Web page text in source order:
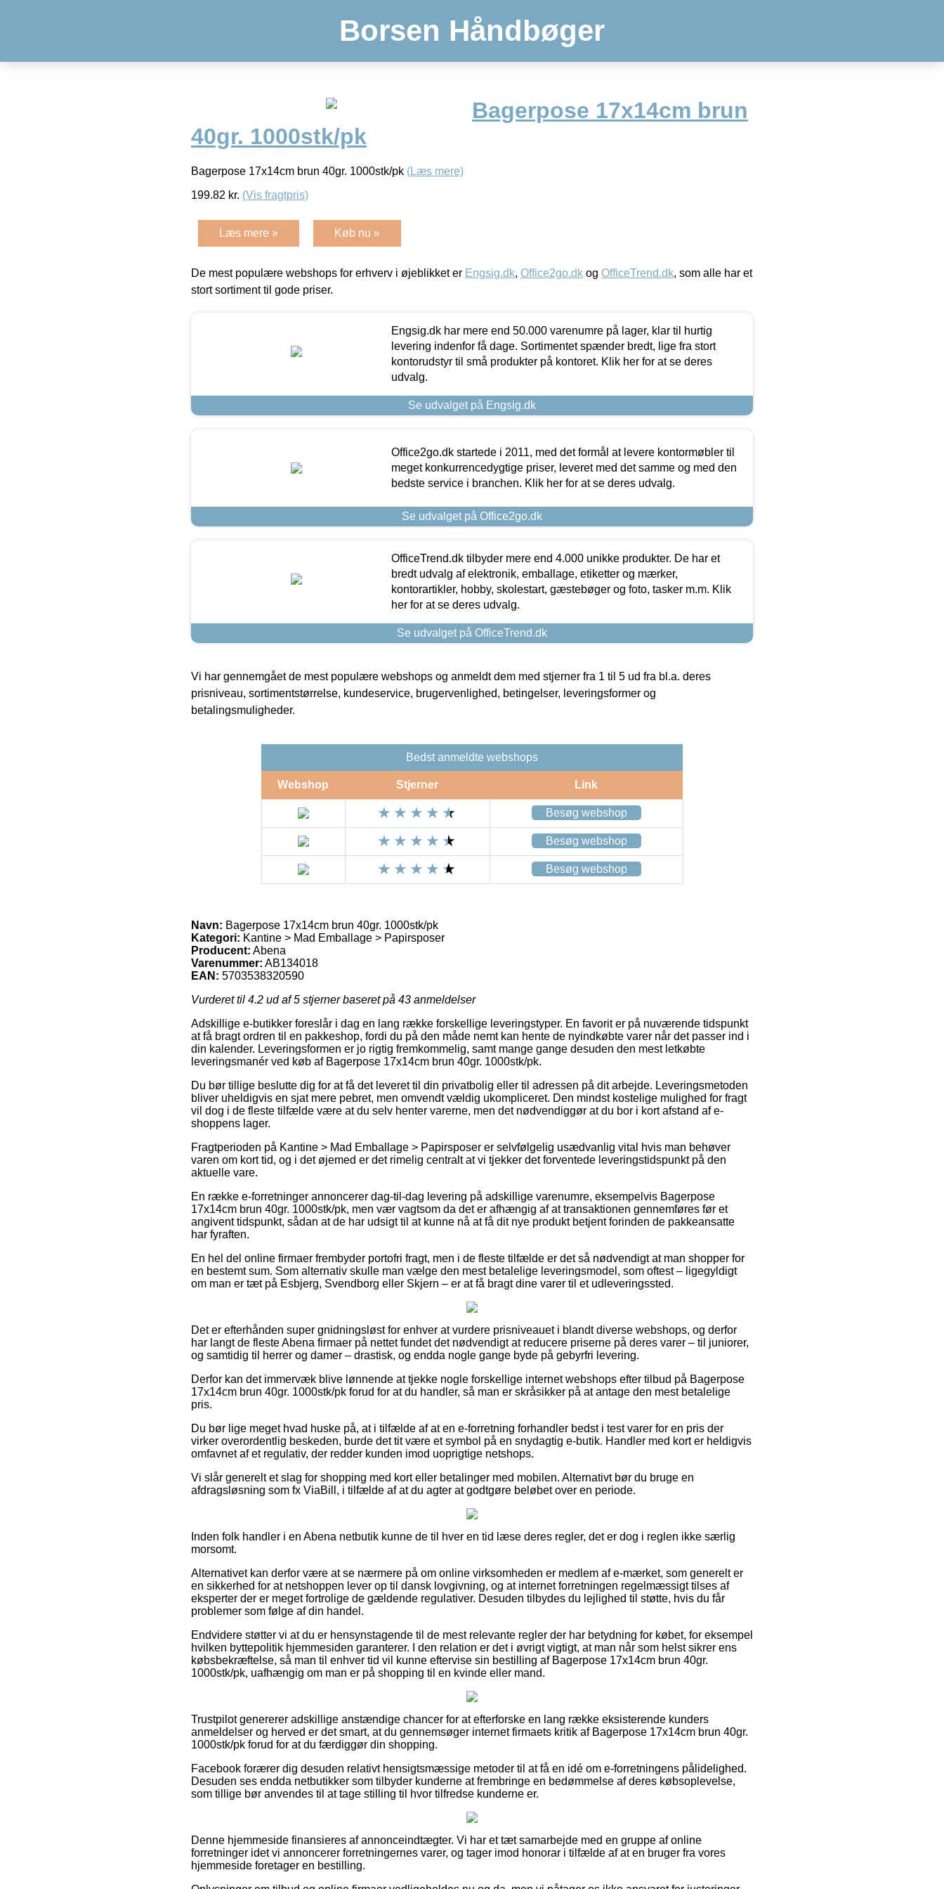
Borsen Håndbøger
Bagerpose 17x14cm brun
40gr. 1000stk/pk
Bagerpose 17x14cm brun 40gr. 1000stk/pk (Læs mere)
199.82 kr. (Vis fragtpris)
Læs mere » Køb nu »
De mest populære webshops for erhverv i øjeblikket er Engsig.dk, Office2go.dk og OfficeTrend.dk, som alle har et
stort sortiment til gode priser.
Engsig.dk har mere end 50.000 varenumre på lager, klar til hurtig
levering indenfor få dage. Sortimentet spænder bredt, lige fra stort
kontorudstyr til små produkter på kontoret. Klik her for at se deres
udvalg.
Se udvalget på Engsig.dk
Office2go.dk startede i 2011, med det formål at levere kontormøbler til
meget konkurrencedygtige priser, leveret med det samme og med den
bedste service i branchen. Klik her for at se deres udvalg.
Se udvalget på Office2go.dk
OfficeTrend.dk tilbyder mere end 4.000 unikke produkter. De har et
bredt udvalg af elektronik, emballage, etiketter og mærker,
kontorartikler, hobby, skolestart, gæstebøger og foto, tasker m.m. Klik
her for at se deres udvalg.
Se udvalget på OfficeTrend.dk
Vi har gennemgået de mest populære webshops og anmeldt dem med stjerner fra 1 til 5 ud fra bl.a. deres
prisniveau, sortimentstørrelse, kundeservice, brugervenlighed, betingelser, leveringsformer og
betalingsmuligheder.
Bedst anmeldte webshops
Webshop Stjerner Link
Besøg webshop
Besøg webshop
Besøg webshop
Navn: Bagerpose 17x14cm brun 40gr. 1000stk/pk
Kategori: Kantine > Mad Emballage > Papirsposer
Producent: Abena
Varenummer: AB134018
EAN: 5703538320590
Vurderet til 4.2 ud af 5 stjerner baseret på 43 anmeldelser
Adskillige e-butikker foreslår i dag en lang række forskellige leveringstyper. En favorit er på nuværende tidspunkt
at få bragt ordren til en pakkeshop, fordi du på den måde nemt kan hente de nyindkøbte varer når det passer ind i
din kalender. Leveringsformen er jo rigtig fremkommelig, samt mange gange desuden den mest letkøbte
leveringsmanér ved køb af Bagerpose 17x14cm brun 40gr. 1000stk/pk.
Du bør tillige beslutte dig for at få det leveret til din privatbolig eller til adressen på dit arbejde. Leveringsmetoden
bliver uheldigvis en sjat mere pebret, men omvendt vældig ukompliceret. Den mindst kostelige mulighed for fragt
vil dog i de fleste tilfælde være at du selv henter varerne, men det nødvendiggør at du bor i kort afstand af e-
shoppens lager.
Fragtperioden på Kantine > Mad Emballage > Papirsposer er selvfølgelig usædvanlig vital hvis man behøver
varen om kort tid, og i det øjemed er det rimelig centralt at vi tjekker det forventede leveringstidspunkt på den
aktuelle vare.
En række e-forretninger annoncerer dag-til-dag levering på adskillige varenumre, eksempelvis Bagerpose
17x14cm brun 40gr. 1000stk/pk, men vær vagtsom da det er afhængig af at transaktionen gennemføres før et
angivent tidspunkt, sådan at de har udsigt til at kunne nå at få dit nye produkt betjent forinden de pakkeansatte
har fyraften.
En hel del online firmaer frembyder portofri fragt, men i de fleste tilfælde er det så nødvendigt at man shopper for
en bestemt sum. Som alternativ skulle man vælge den mest betalelige leveringsmodel, som oftest – ligegyldigt
om man er tæt på Esbjerg, Svendborg eller Skjern – er at få bragt dine varer til et udleveringssted.
Det er efterhånden super gnidningsløst for enhver at vurdere prisniveauet i blandt diverse webshops, og derfor
har langt de fleste Abena firmaer på nettet fundet det nødvendigt at reducere priserne på deres varer – til juniorer,
og samtidig til herrer og damer – drastisk, og endda nogle gange byde på gebyrfri levering.
Derfor kan det immervæk blive lønnende at tjekke nogle forskellige internet webshops efter tilbud på Bagerpose
17x14cm brun 40gr. 1000stk/pk forud for at du handler, så man er skråsikker på at antage den mest betalelige
pris.
Du bør lige meget hvad huske på, at i tilfælde af at en e-forretning forhandler bedst i test varer for en pris der
virker overordentlig beskeden, burde det tit være et symbol på en snydagtig e-butik. Handler med kort er heldigvis
omfavnet af et regulativ, der redder kunden imod uoprigtige netshops.
Vi slår generelt et slag for shopping med kort eller betalinger med mobilen. Alternativt bør du bruge en
afdragsløsning som fx ViaBill, i tilfælde af at du agter at godtgøre beløbet over en periode.
Inden folk handler i en Abena netbutik kunne de til hver en tid læse deres regler, det er dog i reglen ikke særlig
morsomt.
Alternativet kan derfor være at se nærmere på om online virksomheden er medlem af e-mærket, som generelt er
en sikkerhed for at netshoppen lever op til dansk lovgivning, og at internet forretningen regelmæssigt tilses af
eksperter der er meget fortrolige de gældende regulativer. Desuden tilbydes du lejlighed til støtte, hvis du får
problemer som følge af din handel.
Endvidere støtter vi at du er hensynstagende til de mest relevante regler der har betydning for købet, for eksempel
hvilken byttepolitik hjemmesiden garanterer. I den relation er det i øvrigt vigtigt, at man når som helst sikrer ens
købsbekræftelse, så man til enhver tid vil kunne eftervise sin bestilling af Bagerpose 17x14cm brun 40gr.
1000stk/pk, uafhængig om man er på shopping til en kvinde eller mand.
Trustpilot genererer adskillige anstændige chancer for at efterforske en lang række eksisterende kunders
anmeldelser og herved er det smart, at du gennemsøger internet firmaets kritik af Bagerpose 17x14cm brun 40gr.
1000stk/pk forud for at du færdiggør din shopping.
Facebook forærer dig desuden relativt hensigtsmæssige metoder til at få en idé om e-forretningens pålidelighed.
Desuden ses endda netbutikker som tilbyder kunderne at frembringe en bedømmelse af deres købsoplevelse,
som tillige bør anvendes til at tage stilling til hvor tilfredse kunderne er.
Denne hjemmeside finansieres af annonceindtægter. Vi har et tæt samarbejde med en gruppe af online
forretninger idet vi annoncerer forretningernes varer, og tager imod honorar i tilfælde af at en bruger fra vores
hjemmeside foretager en bestilling.